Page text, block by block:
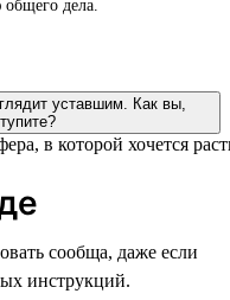
дела.
уставшим. Как вы,
сообща, даже если
инструкций.